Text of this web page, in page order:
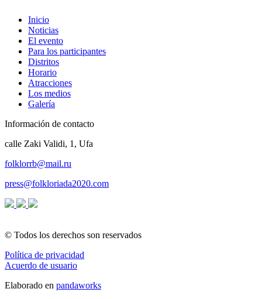
Inicio
Noticias
El evento
Para los participantes
Distritos
Horario
Atracciones
Los medios
Galería
Información de contacto
calle Zaki Validi, 1, Ufa
folklorrb@mail.ru
press@folkloriada2020.com
© Todos los derechos son reservados
Política de privacidad
Acuerdo de usuario
Elaborado en pandaworks